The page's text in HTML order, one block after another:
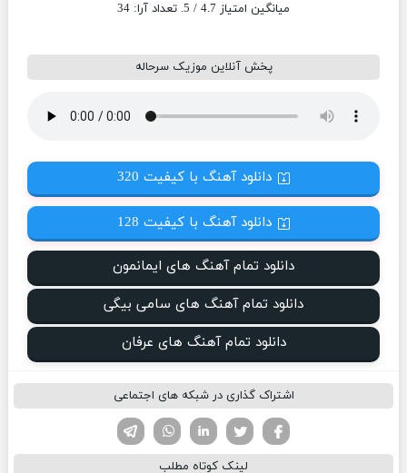
میانگین امتیاز 4.7 / 5. تعداد آرا: 34
پخش آنلاین موزیک سرحاله
دانلود آهنگ با کیفیت 320
دانلود آهنگ با کیفیت 128
دانلود تمام آهنگ های ایمانمون
دانلود تمام آهنگ های سامی بیگی
دانلود تمام آهنگ های عرفان
اشتراک گذاری در شبکه های اجتماعی
لینکدین تویتر
فیسوک
لینک کوتاه مطلب